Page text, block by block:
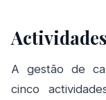
A gestão de
cinco